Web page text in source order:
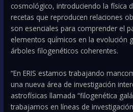
cosmológico, introduciendo la física
recetas que reproducen relaciones
son esenciales para comprender el
elementos químicos en la evolución
árboles filogenéticos coherentes.
“En ERIS estamos trabajando
una nueva área de investigación
astrofísicas llamada “filogenética
trabajamos en líneas de